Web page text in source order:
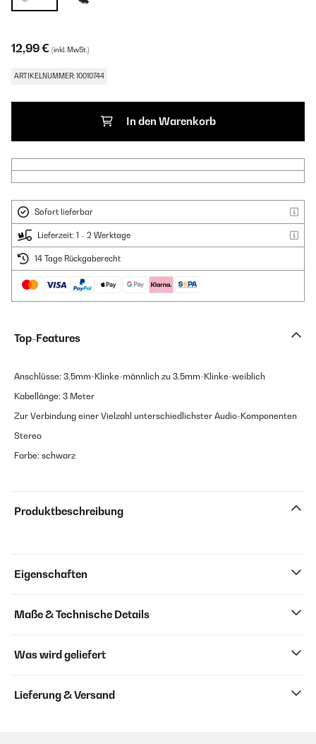
12,99 € (inkl. MwSt.)
ARTIKELNUMMER: 10010744
In den Warenkorb
Sofort lieferbar
Lieferzeit: 1 - 2 Werktage
14 Tage Rückgaberecht
Top-Features
Anschlüsse: 3,5mm-Klinke-männlich zu 3,5mm-Klinke-weiblich
Kabellänge: 3 Meter
Zur Verbindung einer Vielzahl unterschiedlichster Audio-Komponenten
Stereo
Farbe: schwarz
Produktbeschreibung
Eigenschaften
Maße & Technische Details
Was wird geliefert
Lieferung & Versand